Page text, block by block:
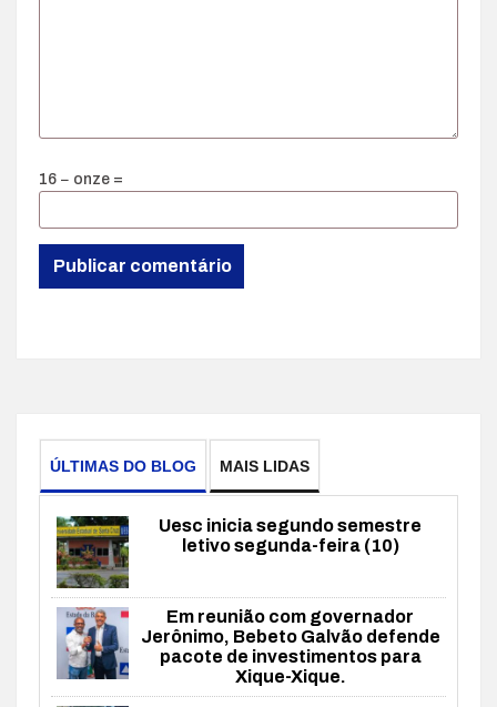
16 − onze =
ÚLTIMAS DO BLOG MAIS LIDAS
Uesc inicia segundo semestre
letivo segunda-feira (10)
Em reunião com governador
Jerônimo, Bebeto Galvão defende
pacote de investimentos para
Xique-Xique.